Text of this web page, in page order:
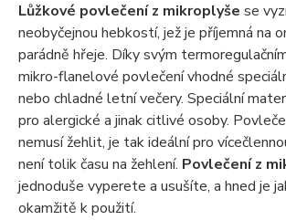
Lůžkové povlečení z mikroplyše se
neobyčejnou hebkostí, jež je příjemná na
parádně hřeje. Díky svým
mikro-flanelové povlečení vhodné
nebo chladné letní večery. Speciální
pro alergické a jinak citlivé osoby.
nemusí žehlit, je tak ideální pro
není tolik času na žehlení. Povlečení z
jednoduše vyperete a usušíte, a hned je
okamžitě k použití.